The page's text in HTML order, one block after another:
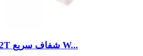
PCT-222T شفاف سریع W...